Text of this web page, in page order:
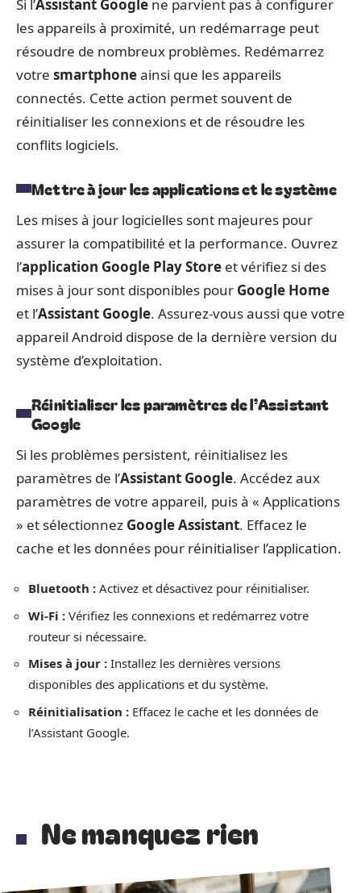
Si l’Assistant Google ne parvient pas à configurer
les appareils à proximité, un redémarrage peut
résoudre de nombreux problèmes. Redémarrez
votre smartphoneainsi que les appareils
connectés. Cette action permet souvent de
réinitialiser les connexions et de résoudre les
conflits logiciels.
Mettre à jour les applications et le système
Les mises à jour logicielles sont majeures pour
assurer la compatibilité et la performance. Ouvrez
l’application Google Play Store et vérifiez si des
mises à jour sont disponibles pour Google Home
et l’Assistant Google. Assurez-vous aussi que votre
appareil Android dispose de la dernière version du
système d’exploitation.
Réinitialiser les paramètres de l’Assistant
Google
Si les problèmes persistent, réinitialisez les
paramètres de l’Assistant Google. Accédez aux
paramètres de votre appareil, puis à « Applications
» et sélectionnez Google Assistant. Effacez le
cache et les données pour réinitialiser l’application.
Bluetooth : Activez et désactivez pour réinitialiser.
Wi-Fi : Vérifiez les connexions et redémarrez votre
routeur si nécessaire.
Mises à jour : Installez les dernières versions
disponibles des applications et du système.
Réinitialisation : Effacez le cache et les données de
l’Assistant Google.
Ne manquez rien